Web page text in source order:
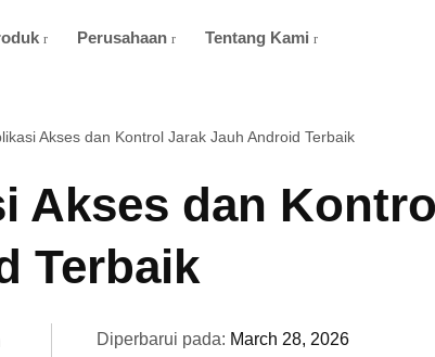
Perusahaan Tentang Kami
Akses dan Kontrol Jarak Jauh Android Terbaik
Akses dan
Terbaik
Diperbarui pada: March 28, 2026